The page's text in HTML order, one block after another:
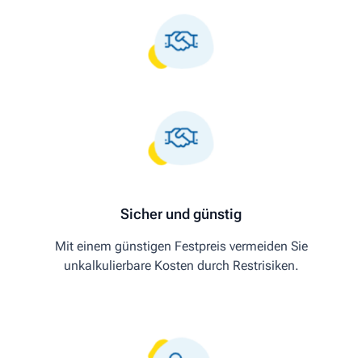
Sicher und günstig
Mit einem günstigen Festpreis vermeiden Sie
unkalkulierbare Kosten durch Restrisiken.